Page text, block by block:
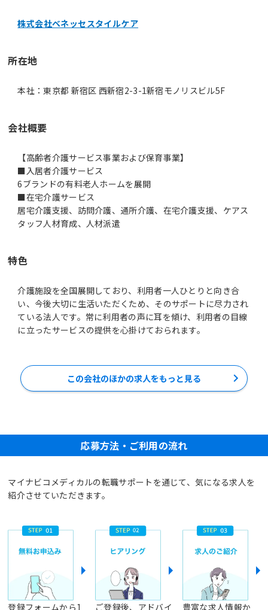
株式会社ベネッセスタイルケア
所在地
本社：東京都 新宿区 西新宿2-3-1新宿モノリスビル5F
会社概要
【高齢者介護サービス事業および保育事業】
■入居者介護サービス
6ブランドの有料老人ホームを展開
■在宅介護サービス
居宅介護支援、訪問介護、通所介護、在宅介護支援、ケアス
タッフ人材育成、人材派遣
特色
介護施設を全国展開しており、利用者一人ひとりと向き合
い、今後大切に生活いただくため、そのサポートに尽力され
ている法人です。常に利用者の声に耳を傾け、利用者の目線
に立ったサービスの提供を心掛けておられます。
この会社のほかの求人をもっと見る
応募方法・ご利用の流れ
マイナビコメディカルの転職サポートを通じて、気になる求人を
紹介させていただきます。
登録フォームから1 ご登録後、アドバイ 豊富な求人情報か